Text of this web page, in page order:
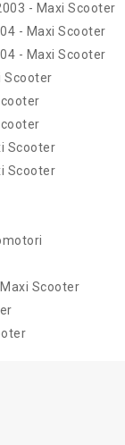
- Maxi Scooter
- Maxi Scooter
- Maxi Scooter
Scooter
Scooter
Scooter
Scooter